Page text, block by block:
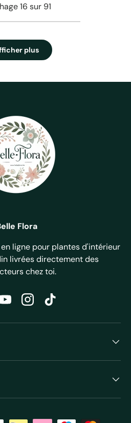
16 sur 91
plus
Flora
ligne pour plantes d'intérieur
livrées directement des
chez toi.
YouTubeInstagramTikTok